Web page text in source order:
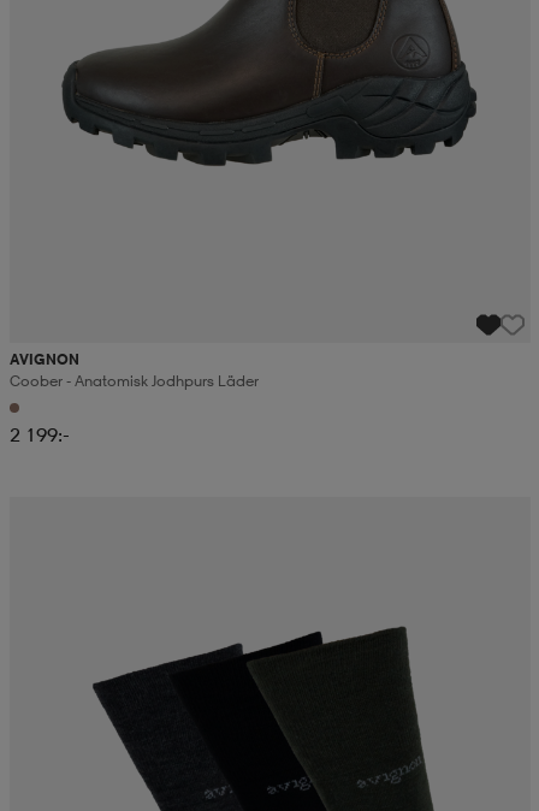
AVIGNON
Coober - Anatomisk Jodhpurs Läder
2 199:-